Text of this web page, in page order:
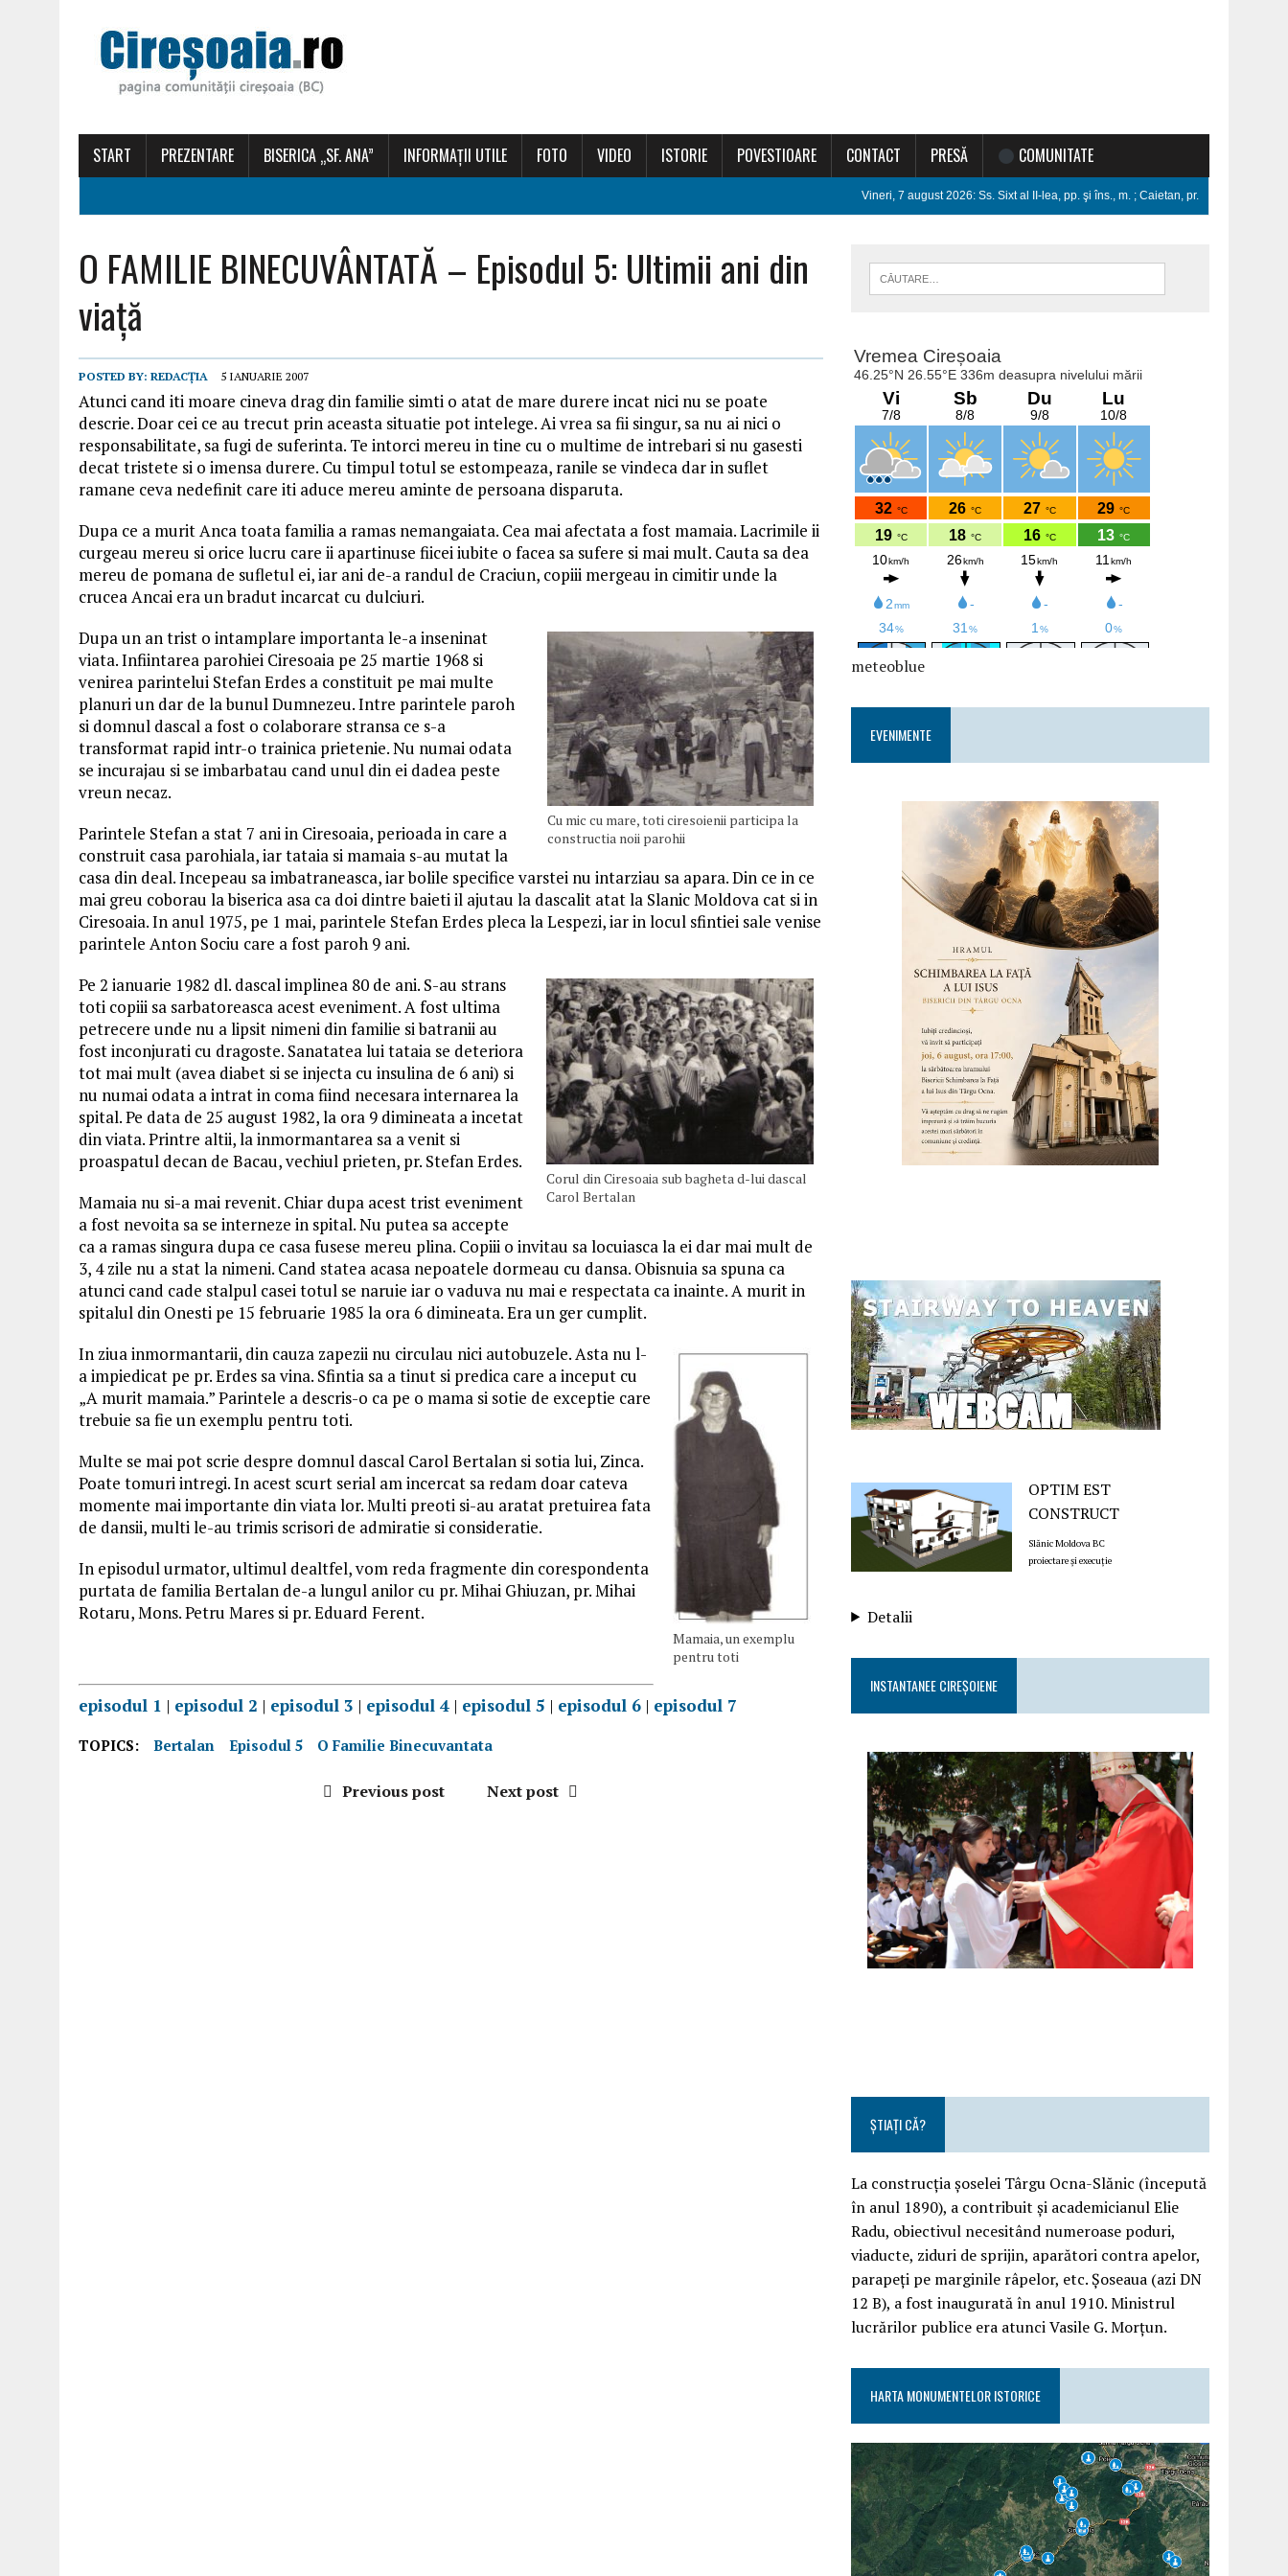
START PREZENTARE BISERICA „SF. ANA” INFORMAȚII UTILE FOTO VIDEO ISTORIE POVESTIOARE CONTACT PRESĂ COMUNITATE
Vineri, 7 august 2026: Ss. Sixt al II-lea, pp. şi îns., m. ; Caietan, pr.
O FAMILIE BINECUVÂNTATĂ – Episodul 5: Ultimii ani din
viață
POSTED BY: REDACȚIA 5 IANUARIE 2007
Atunci cand iti moare cineva drag din familie simti o atat de mare durere incat nici nu se poate
descrie. Doar cei ce au trecut prin aceasta situatie pot intelege. Ai vrea sa fii singur, sa nu ai nici o
responsabilitate, sa fugi de suferinta. Te intorci mereu in tine cu o multime de intrebari si nu gasesti
decat tristete si o imensa durere. Cu timpul totul se estompeaza, ranile se vindeca dar in suflet
ramane ceva nedefinit care iti aduce mereu aminte de persoana disparuta.
Dupa ce a murit Anca toata familia a ramas nemangaiata. Cea mai afectata a fost mamaia. Lacrimile ii
curgeau mereu si orice lucru care ii apartinuse fiicei iubite o facea sa sufere si mai mult. Cauta sa dea
mereu de pomana de sufletul ei, iar ani de-a randul de Craciun, copiii mergeau in cimitir unde la
crucea Ancai era un bradut incarcat cu dulciuri.
Cu mic cu mare, toti ciresoienii participa la
constructia noii parohii
Dupa un an trist o intamplare importanta le-a inseninat
viata. Infiintarea parohiei Ciresoaia pe 25 martie 1968 si
venirea parintelui Stefan Erdes a constituit pe mai multe
planuri un dar de la bunul Dumnezeu. Intre parintele paroh
si domnul dascal a fost o colaborare stransa ce s-a
transformat rapid intr-o trainica prietenie. Nu numai odata
se incurajau si se imbarbatau cand unul din ei dadea peste
vreun necaz.
Parintele Stefan a stat 7 ani in Ciresoaia, perioada in care a
construit casa parohiala, iar tataia si mamaia s-au mutat la
casa din deal. Incepeau sa imbatraneasca, iar bolile specifice varstei nu intarziau sa apara. Din ce in ce
mai greu coborau la biserica asa ca doi dintre baieti il ajutau la dascalit atat la Slanic Moldova cat si in
Ciresoaia. In anul 1975, pe 1 mai, parintele Stefan Erdes pleca la Lespezi, iar in locul sfintiei sale venise
parintele Anton Sociu care a fost paroh 9 ani.
Corul din Ciresoaia sub bagheta d-lui dascal
Carol Bertalan
Pe 2 ianuarie 1982 dl. dascal implinea 80 de ani. S-au strans
toti copiii sa sarbatoreasca acest eveniment. A fost ultima
petrecere unde nu a lipsit nimeni din familie si batranii au
fost inconjurati cu dragoste. Sanatatea lui tataia se deteriora
tot mai mult (avea diabet si se injecta cu insulina de 6 ani) si
nu numai odata a intrat in coma fiind necesara internarea la
spital. Pe data de 25 august 1982, la ora 9 dimineata a incetat
din viata. Printre altii, la inmormantarea sa a venit si
proaspatul decan de Bacau, vechiul prieten, pr. Stefan Erdes.
Mamaia nu si-a mai revenit. Chiar dupa acest trist eveniment
a fost nevoita sa se interneze in spital. Nu putea sa accepte
ca a ramas singura dupa ce casa fusese mereu plina. Copiii o invitau sa locuiasca la ei dar mai mult de
3, 4 zile nu a stat la nimeni. Cand statea acasa nepoatele dormeau cu dansa. Obisnuia sa spuna ca
atunci cand cade stalpul casei totul se naruie iar o vaduva nu mai e respectata ca inainte. A murit in
spitalul din Onesti pe 15 februarie 1985 la ora 6 dimineata. Era un ger cumplit.
Mamaia, un exemplu
pentru toti
In ziua inmormantarii, din cauza zapezii nu circulau nici autobuzele. Asta nu l-
a impiedicat pe pr. Erdes sa vina. Sfintia sa a tinut si predica care a inceput cu
„A murit mamaia.” Parintele a descris-o ca pe o mama si sotie de exceptie care
trebuie sa fie un exemplu pentru toti.
Multe se mai pot scrie despre domnul dascal Carol Bertalan si sotia lui, Zinca.
Poate tomuri intregi. In acest scurt serial am incercat sa redam doar cateva
momente mai importante din viata lor. Multi preoti si-au aratat pretuirea fata
de dansii, multi le-au trimis scrisori de admiratie si consideratie.
In episodul urmator, ultimul dealtfel, vom reda fragmente din corespondenta
purtata de familia Bertalan de-a lungul anilor cu pr. Mihai Ghiuzan, pr. Mihai
Rotaru, Mons. Petru Mares si pr. Eduard Ferent.
episodul 1 | episodul 2 | episodul 3 | episodul 4 | episodul 5 | episodul 6 | episodul 7
TOPICS: Bertalan Episodul 5 O Familie Binecuvantata
Previous post Next post
meteoblue
EVENIMENTE
OPTIM EST
CONSTRUCT
Slănic Moldova BC
proiectare și execuție
Detalii
INSTANTANEE CIREȘOIENE
ȘTIAȚI CĂ?
La construcția șoselei Târgu Ocna-Slănic (începută
în anul 1890), a contribuit și academicianul Elie
Radu, obiectivul necesitând numeroase poduri,
viaducte, ziduri de sprijin, aparători contra apelor,
parapeți pe marginile râpelor, etc. Șoseaua (azi DN
12 B), a fost inaugurată în anul 1910. Ministrul
lucrărilor publice era atunci Vasile G. Morțun.
HARTA MONUMENTELOR ISTORICE